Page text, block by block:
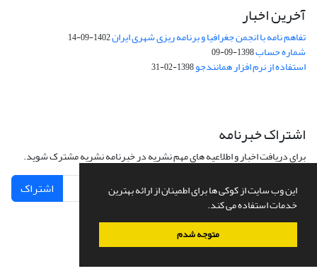
این وب سایت از کوکی ها برای اطمینان از ارائه بهترین
خدمات استفاده می کند.
متوجه شدم
آخرین اخبار
تفاهم نامه با انجمن جغرافیا و برنامه ریزی شهری ایران1402-09-14
شماره حساب1398-09-09
استفاده از نرم افزار همانندجو1398-02-31
اشتراک خبرنامه
برای دریافت اخبار و اطلاعیه های مهم نشریه در خبرنامه نشریه مشترک شوید.
اشتراک
سامانه مدیریت نشریات علمی.طراحی و پیاده سازی ازسیناوب